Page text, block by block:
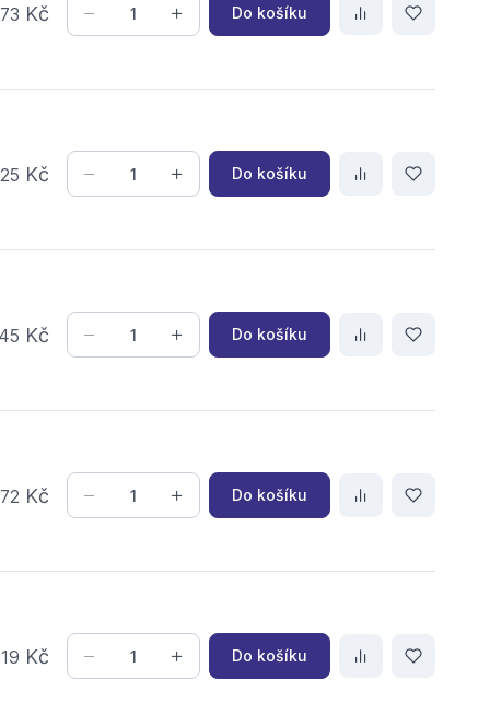
73 Kč Do košíku
25 Kč Do košíku
45 Kč Do košíku
72 Kč Do košíku
19 Kč Do košíku